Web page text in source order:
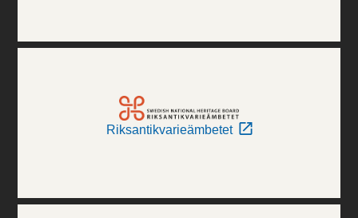
Riksantikvarieämbetet